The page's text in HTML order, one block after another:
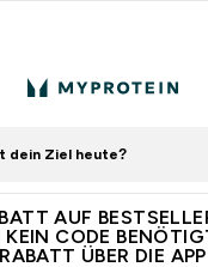
dein Ziel heute?
AUF
CODE
RABATT ÜBER DIE APP